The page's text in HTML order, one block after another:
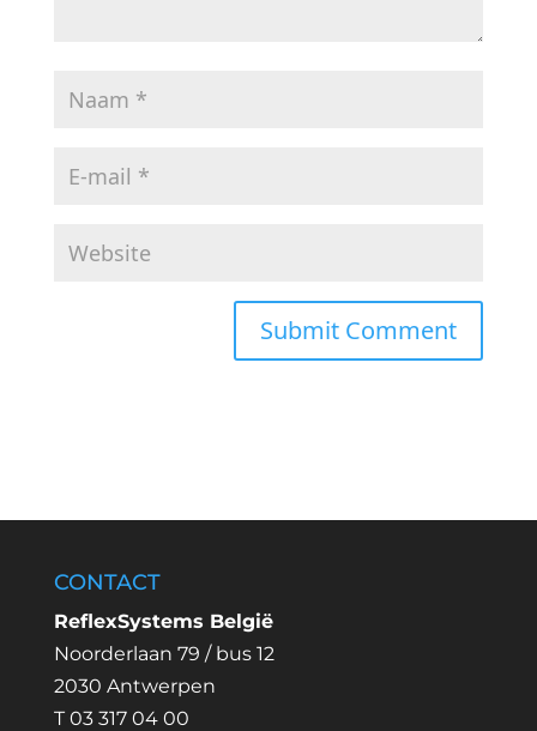
CONTACT
ReflexSystems België
Noorderlaan 79 / bus 12
2030 Antwerpen
T 03 317 04 00